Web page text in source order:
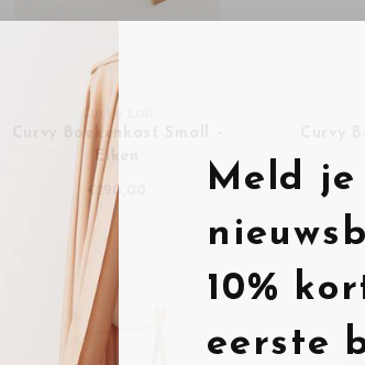
Meld je
10%
eerste
Curve Lab
Curvy Boekenkast Small -
Eiken
€290,00